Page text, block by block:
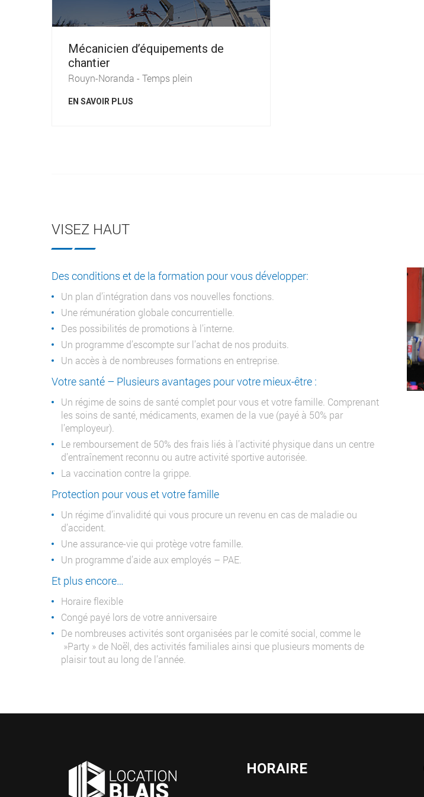
Mécanicien d’équipements de
chantier
Rouyn-Noranda - Temps plein
EN SAVOIR PLUS
VISEZ HAUT
Des conditions et de la formation pour vous développer:
Un plan d’intégration dans vos nouvelles fonctions.
Une rémunération globale concurrentielle.
Des possibilités de promotions à l’interne.
Un programme d’escompte sur l’achat de nos produits.
Un accès à de nombreuses formations en entreprise.
Votre santé – Plusieurs avantages pour votre mieux-être :
Un régime de soins de santé complet pour vous et votre famille. Comprenant
les soins de santé, médicaments, examen de la vue (payé à 50% par
l’employeur).
Le remboursement de 50% des frais liés à l’activité physique dans un centre
d’entraînement reconnu ou autre activité sportive autorisée.
La vaccination contre la grippe.
Protection pour vous et votre famille
Un régime d’invalidité qui vous procure un revenu en cas de maladie ou
d’accident.
Une assurance-vie qui protège votre famille.
Un programme d’aide aux employés – PAE.
Et plus encore…
Horaire flexible
Congé payé lors de votre anniversaire
De nombreuses activités sont organisées par le comité social, comme le
»Party » de Noël, des activités familiales ainsi que plusieurs moments de
plaisir tout au long de l’année.
HORAIRE